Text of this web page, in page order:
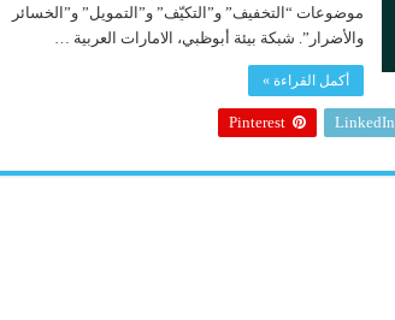
موضوعات “التخفيف” و”التكيّف” و”التمويل” و”الخسائر
والأضرار”. شبكة بيئة أبوظبي، الامارات العربية …
أكمل القراءة »
LinkedIn
Pinterest